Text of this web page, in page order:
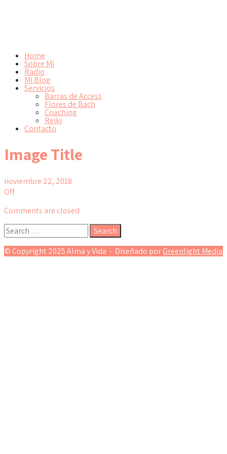
Home
Sobre Mí
Radio
Mi Blog
Servicios
Barras de Access
Flores de Bach
Coaching
Reiki
Contacto
Image Title
noviembre 22, 2018
Off
Comments are closed.
© Copyright 2025 Alma y Vida - Diseñado porGreenlight Media